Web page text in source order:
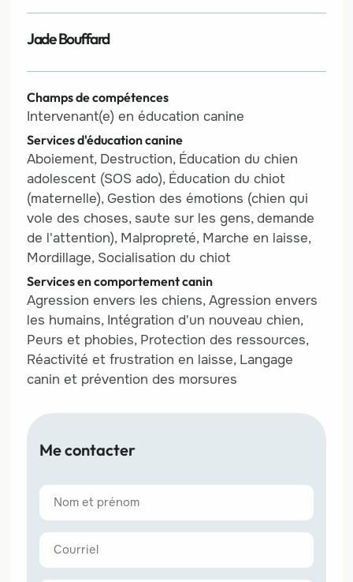
Jade Bouffard
Champs de compétences
Intervenant(e) en éducation canine
Services d'éducation canine
Aboiement, Destruction, Éducation du chien
adolescent (SOS ado), Éducation du chiot
(maternelle), Gestion des émotions (chien qui
vole des choses, saute sur les gens, demande
de l'attention), Malpropreté, Marche en laisse,
Mordillage, Socialisation du chiot
Services en comportement canin
Agression envers les chiens, Agression envers
les humains, Intégration d'un nouveau chien,
Peurs et phobies, Protection des ressources,
Réactivité et frustration en laisse, Langage
canin et prévention des morsures
Me contacter